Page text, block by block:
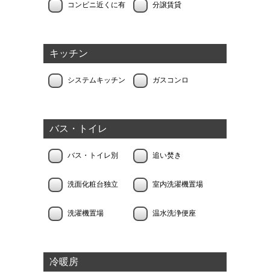
コンビニ近くに有 分譲賃貸
キッチン
システムキッチン ガスコンロ
バス・トイレ
バス・トイレ別 追い焚き
洗面化粧台独立 室内洗濯機置場
洗濯機置場 温水洗浄便座
冷暖房